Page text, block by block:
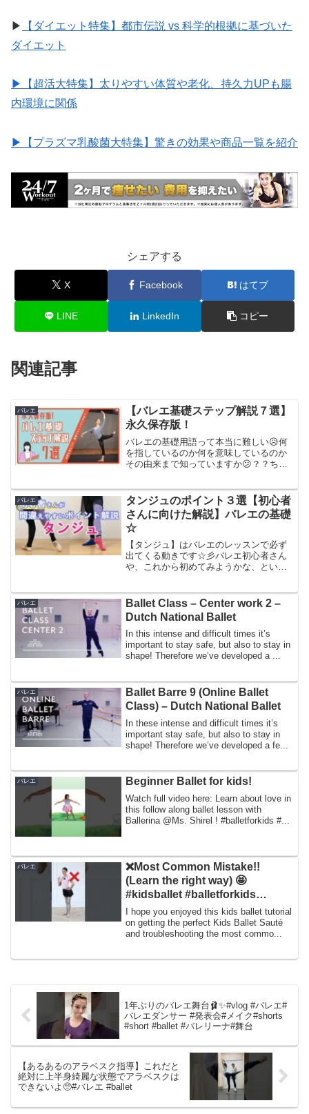
▶︎
【ダイエット特集】都市伝説 vs 科学的根拠に基づいた
ダイエット
▶︎【超活大特集】太りやすい体質や老化、持久力UPも腸
内環境に関係
▶︎【プラズマ乳酸菌大特集】驚きの効果や商品一覧を紹介
シェアする
X Facebook はてブ
LINE LinkedIn コピー
関連記事
バレエ
【バレエ基礎ステップ解説７選】
永久保存版！
バレエの基礎用語って本当に難しい😥何
を指しているのか何を意味しているのか
その由来まで知っていますか😕？？ちょ
いです！！！ARTISTならここに乗ってる
ステップを基礎から...
バレエ
タンジュのポイント３選【初心者
さんに向けた解説】バレエの基礎
☆
【タンジュ】はバレエのレッスンで必ず
出てくる動きです☆彡バレエ初心者さん
や、これから初めてみようかな、という
動画撮影しようと思って４ヶ月の娘を寝
かしつけたのですが、カメ...
バレエ
Ballet Class – Center work 2 –
Dutch National Ballet
In this intense and difficult times it’s
important to stay safe, but also to stay in
shape! Therefore we’ve developed a ...
バレエ
Ballet Barre 9 (Online Ballet
Class) – Dutch National Ballet
In these intense and difficult times it’s
important stay safe, but also to stay in
shape! Therefore we’ve developed a fe...
バレエ Beginner Ballet for kids!
Watch full video here: Learn about love in
this follow along ballet lesson with
Ballerina @Ms. Shirel ! #balletforkids #...
バレエ
❌Most Common Mistake!!
(Learn the right way) 🤩
#kidsballet #balletforkids
#kidsdanceworkout
I hope you enjoyed this kids ballet tutorial
on getting the perfect Kids Ballet Sauté
and troubleshooting the most commo...
1年ぶりのバレエ舞台🩰✨#vlog #バレエ#
バレエダンサー #発表会#メイク#shorts
#short #ballet #バレリーナ#舞台
【あるあるのアラベスク指導】これだと
絶対に上半身綺麗な状態でアラベスクは
できないよ🥺#バレエ #ballet